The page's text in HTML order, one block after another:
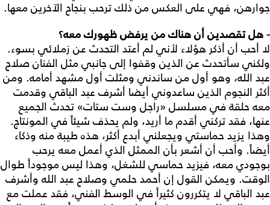
جوارهن، فهي على العكس من ذلك ترحب بنجاح الآخرين معها.
- هل تقصدين أن هناك من يرفض ظهورك معه؟
لا أحب أن أذكر هؤلاء لأني لم أعتد التحدث عن زملائي بسوء.
ولكني سأتحدث عن الذين وقفوا إلى جانبي مثل الفنان صلاح
عبد الله، وهو أول من ساندني ومثلت أول مشهد أمامه. ومن
أكثر النجوم الذين ساعدوني أيضا أشرف عبد الباقي وقدمت
معه حلقة في مسلسل «راجل وست ستات» تحدث الجميع
عنها، فقد تركني أقدم ما أريد، ولم يحذف شيئاً في المونتاج.
وهذا يزيد حماستي ويجعلني أبدع أكثر، هذه طيبة منه وذكاء
أيضاً. وأحب أن أشعر بأن الممثل الذي أعمل معه يرحب
بوجودي معه، فيزيد حماسي للشغل، وهذا ليس موجوداً طوال
الوقت. ويمكن القول إن أحمد حلمي وصلاح عبد الله وأشرف
عبد الباقي لا يتكررون كثيراً في الوسط الفني، فقد عملت مع